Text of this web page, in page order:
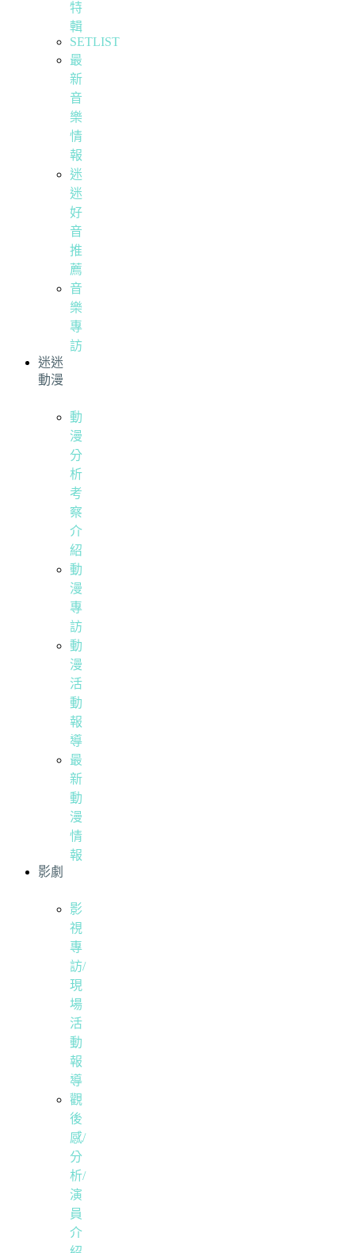
特
輯
SETLIST
最
新
音
樂
情
報
迷
迷
好
音
推
薦
音
樂
專
訪
迷迷
動漫
動
漫
分
析
考
察
介
紹
動
漫
專
訪
動
漫
活
動
報
導
最
新
動
漫
情
報
影劇
影
視
專
訪/
現
場
活
動
報
導
觀
後
感/
分
析/
演
員
介